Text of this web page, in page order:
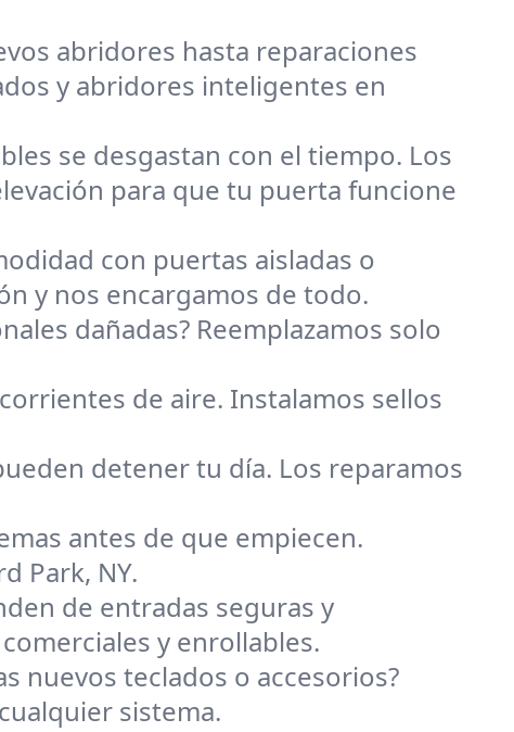
abridores hasta reparaciones
y abridores inteligentes en
se desgastan con el tiempo. Los
para que tu puerta funcione
con puertas aisladas o
y nos encargamos de todo.
dañadas? Reemplazamos solo
de aire. Instalamos sellos
detener tu día. Los reparamos
antes de que empiecen.
Park, NY.
de entradas seguras y
y enrollables.
nuevos teclados o accesorios?
sistema.